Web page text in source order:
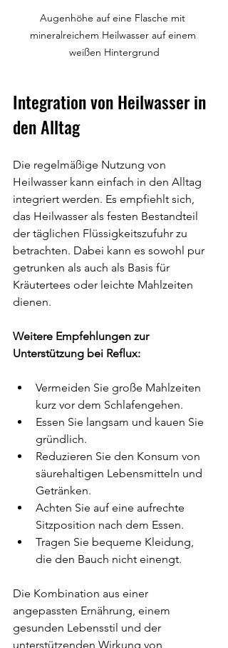
Augenhöhe auf eine Flasche mit
mineralreichem Heilwasser auf einem
weißen Hintergrund
Integration von Heilwasser in
den Alltag
Die regelmäßige Nutzung von
Heilwasser kann einfach in den Alltag
integriert werden. Es empfiehlt sich,
das Heilwasser als festen Bestandteil
der täglichen Flüssigkeitszufuhr zu
betrachten. Dabei kann es sowohl pur
getrunken als auch als Basis für
Kräutertees oder leichte Mahlzeiten
dienen.
Weitere Empfehlungen zur
Unterstützung bei Reflux:
Vermeiden Sie große Mahlzeiten
kurz vor dem Schlafengehen.
Essen Sie langsam und kauen Sie
gründlich.
Reduzieren Sie den Konsum von
säurehaltigen Lebensmitteln und
Getränken.
Achten Sie auf eine aufrechte
Sitzposition nach dem Essen.
Tragen Sie bequeme Kleidung,
die den Bauch nicht einengt.
Die Kombination aus einer
angepassten Ernährung, einem
gesunden Lebensstil und der
unterstützenden Wirkung von